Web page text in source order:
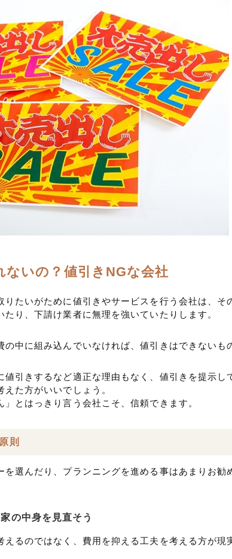
ないの？値引きNGな会社
りたいがために値引きやサービスを行う会社は、そ
り、下請け業者に無理を強いていたりします。
中に組み込んでいなければ、値引きはできないも
値引きするなど適正な理由もなく、値引きを提示し
た方がいいでしょう。
とはっきり言う会社こそ、信頼できます。
則
選んだり、プランニングを進める事はあまりお勧
の中身を見直そう
えるのではなく、費用を抑える工夫を考える方が現